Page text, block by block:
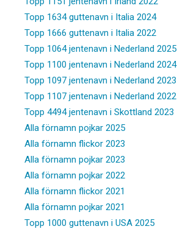
Topp 1634 guttenavn i Italia 2024
Topp 1666 guttenavn i Italia 2022
Topp 1064 jentenavn i Nederland 2025
Topp 1100 jentenavn i Nederland 2024
Topp 1097 jentenavn i Nederland 2023
Topp 1107 jentenavn i Nederland 2022
Topp 4494 jentenavn i Skottland 2023
Alla förnamn pojkar 2025
Alla förnamn flickor 2023
Alla förnamn pojkar 2023
Alla förnamn pojkar 2022
Alla förnamn flickor 2021
Alla förnamn pojkar 2021
Topp 1000 guttenavn i USA 2025